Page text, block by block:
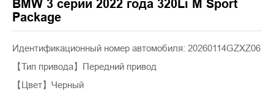
BMW 3 серии 2022 года 320Li M Sport
Package
Идентификационный номер автомобиля: 20260114GZXZ06
【Тип привода】Передний привод
【Цвет】Черный